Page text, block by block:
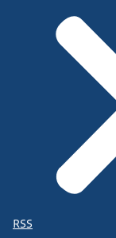
RSS